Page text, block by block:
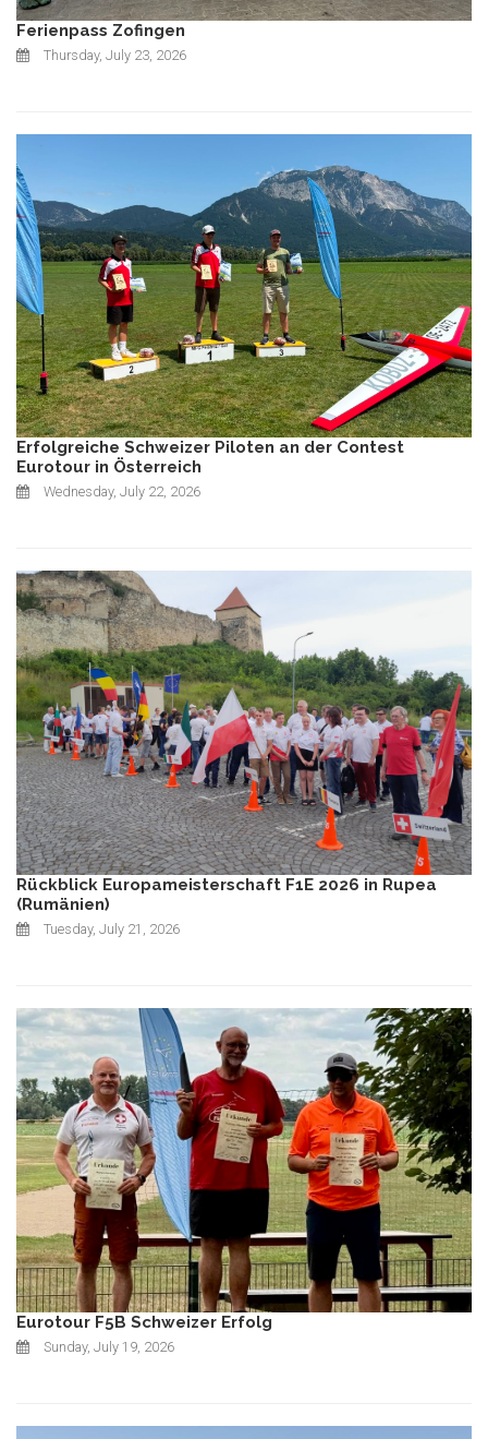
Ferienpass Zofingen
Thursday, July 23, 2026
Erfolgreiche Schweizer Piloten an der Contest
Eurotour in Österreich
Wednesday, July 22, 2026
Rückblick Europameisterschaft F1E 2026 in Rupea
(Rumänien)
Tuesday, July 21, 2026
Eurotour F5B Schweizer Erfolg
Sunday, July 19, 2026